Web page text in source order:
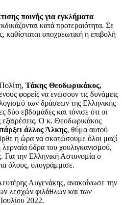
ποινής για εγκλήματα
κατά προτεραιότητα. Σε
καθίσταται υποχρεωτική η επιβολή
Τάκης Θεοδωρικάκος,
φορείς να ενώσουν τις δυνάμεις
των δράσεων της Ελληνικής
δύο εβδομάδες και τόνισε ότι οι
εξαιρέσεις. O κ. Θεοδωρικάκος
άλλος Άλκης, θύμα αυτού
η ώρα να σκοτώσουμε όλοι μαζί
λερναία ύδρα του χουλιγκανισμού,
Για την Ελληνική Αστυνομία ο
όλους, υπογράμμισε.
Αυγενάκης, ανακοίνωσε την
λεσχών φιλάθλων και των
2022.